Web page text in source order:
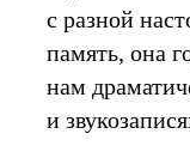
с разной
память, она
нам
и